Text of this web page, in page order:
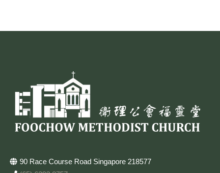
90 Race Course Road Singapore 218577